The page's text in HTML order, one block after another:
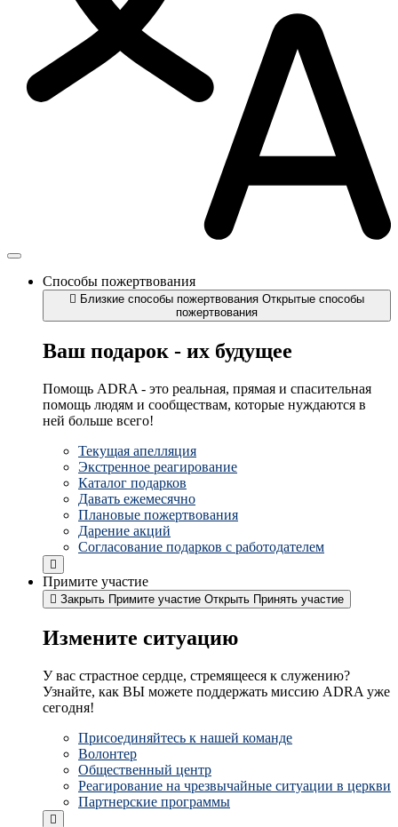
Способы пожертвования
Близкие способы пожертвования Открытые способы
пожертвования
Ваш подарок - их будущее
Помощь ADRA - это реальная, прямая и спасительная
помощь людям и сообществам, которые нуждаются в
ней больше всего!
Текущая апелляция
Экстренное реагирование
Каталог подарков
Давать ежемесячно
Плановые пожертвования
Дарение акций
Согласование подарков с работодателем
Примите участие
Закрыть Примите участие Открыть Принять участие
Измените ситуацию
У вас страстное сердце, стремящееся к служению?
Узнайте, как ВЫ можете поддержать миссию ADRA уже
сегодня!
Присоединяйтесь к нашей команде
Волонтер
Общественный центр
Реагирование на чрезвычайные ситуации в церкви
Партнерские программы